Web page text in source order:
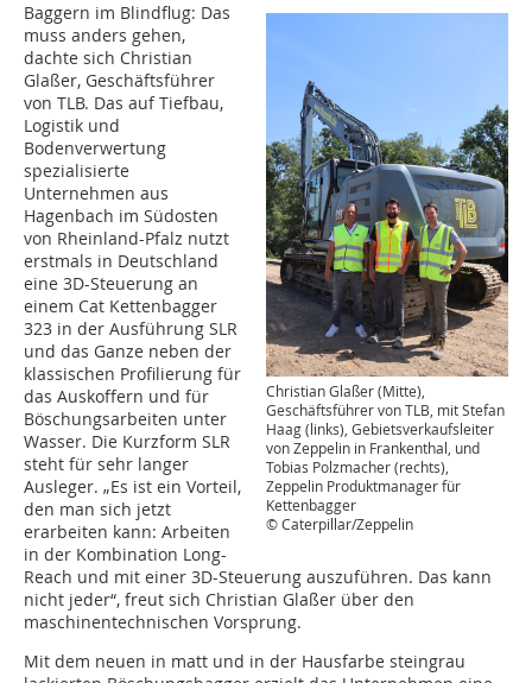
Christian Glaßer (Mitte),
Geschäftsführer von TLB, mit Stefan
Haag (links), Gebietsverkaufsleiter
von Zeppelin in Frankenthal, und
Tobias Polzmacher (rechts),
Zeppelin Produktmanager für
Kettenbagger
© Caterpillar/Zeppelin
Baggern im Blindflug: Das
muss anders gehen,
dachte sich Christian
Glaßer, Geschäftsführer
von TLB. Das auf Tiefbau,
Logistik und
Bodenverwertung
spezialisierte
Unternehmen aus
Hagenbach im Südosten
von Rheinland-Pfalz nutzt
erstmals in Deutschland
eine 3D-Steuerung an
einem Cat Kettenbagger
323 in der Ausführung SLR
und das Ganze neben der
klassischen Profilierung für
das Auskoffern und für
Böschungsarbeiten unter
Wasser. Die Kurzform SLR
steht für sehr langer
Ausleger. „Es ist ein Vorteil,
den man sich jetzt
erarbeiten kann: Arbeiten
in der Kombination Long-
Reach und mit einer 3D-Steuerung auszuführen. Das kann
nicht jeder“, freut sich Christian Glaßer über den
maschinentechnischen Vorsprung.
Mit dem neuen in matt und in der Hausfarbe steingrau